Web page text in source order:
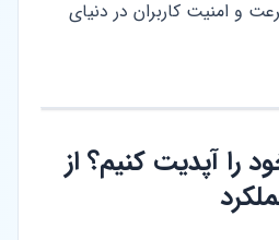
و امنیت کاربران در دنیای
را آپدیت کنیم؟ از